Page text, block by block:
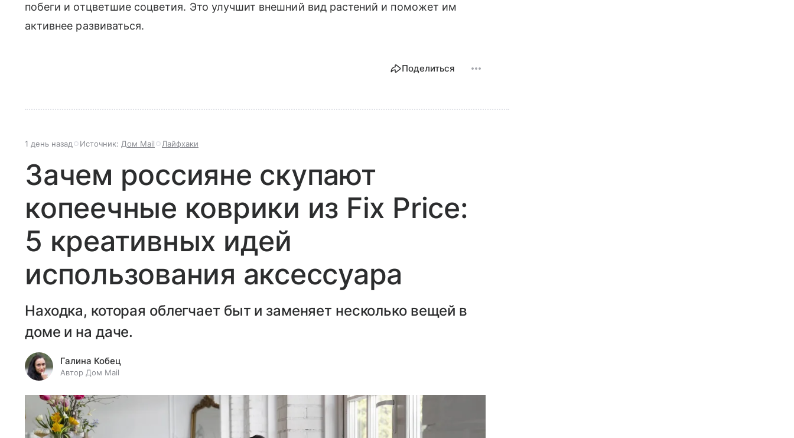
побеги и отцветшие соцветия. Это улучшит внешний вид растений и поможет им
активнее развиваться.
Поделиться
1 день назад Источник: Дом Mail Лайфхаки
Зачем россияне скупают
копеечные коврики из Fix Price:
5 креативных идей
использования аксессуара
Находка, которая облегчает быт и заменяет несколько вещей в
доме и на даче.
Галина Кобец
Автор Дом Mail